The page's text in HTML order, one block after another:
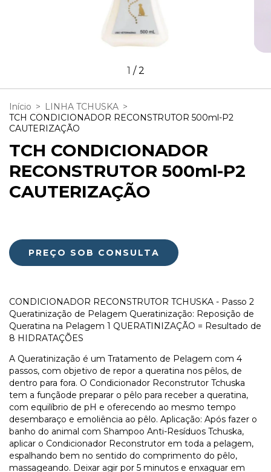
1 /2
Início > LINHA TCHUSKA >
TCH CONDICIONADOR RECONSTRUTOR 500ml-P2
CAUTERIZAÇÃO
TCH CONDICIONADOR
RECONSTRUTOR 500ml-P2
CAUTERIZAÇÃO
CONDICIONADOR RECONSTRUTOR TCHUSKA - Passo 2
Queratinização de Pelagem Queratinização: Reposição de
Queratina na Pelagem 1 QUERATINIZAÇÃO = Resultado de
8 HIDRATAÇÕES
A Queratinização é um Tratamento de Pelagem com 4
passos, com objetivo de repor a queratina nos pêlos, de
dentro para fora. O Condicionador Reconstrutor Tchuska
tem a funçãode preparar o pêlo para receber a queratina,
com equilíbrio de pH e oferecendo ao mesmo tempo
desembaraço e emoliência ao pêlo. Aplicação: Após fazer o
banho do animal com Shampoo Anti-Resíduos Tchuska,
aplicar o Condicionador Reconstrutor em toda a pelagem,
espalhando bem no sentido do comprimento do pêlo,
massageando. Deixar agir por 5 minutos e enxaguar em